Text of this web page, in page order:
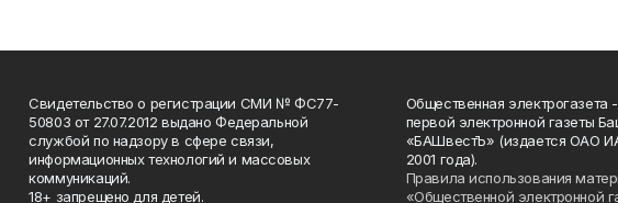
Свидетельство о регистрации СМИ № ФС77-
50803 от 27.07.2012 выдано Федеральной
службой по надзору в сфере связи,
информационных технологий и массовых
коммуникаций.
18+ запрещено для детей.
Общественная электрогазета
первой электронной газеты
«БАШвестЪ» (издается ОАО
2001 года).
Правила использования
«Общественной электронной